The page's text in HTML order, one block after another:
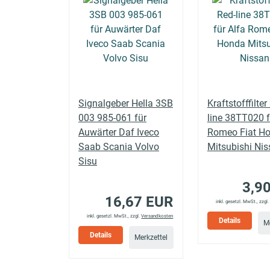
2.2 BlueHDi
140
CITROËN JUMPER III Bus
2.2 BlueHDi
165
CITROËN JUMPER III Bus 2.2 HDi 100
Signalgeber Hella 3SB
003 985-061 für
Auwärter Daf Iveco
Saab Scania Volvo
Sisu
16,67 EUR
inkl. gesetzl. MwSt., zzgl.Versandkosten
Details Merkzettel
Kraftstofffilter
line 38TT020
Romeo Fiat
Mitsubishi
inkl. gesetzl. MwSt., zzgl.
Details